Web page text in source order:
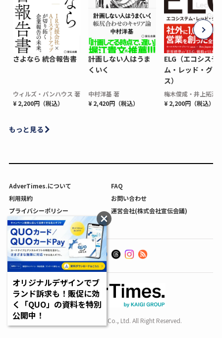
さよなら 統合報告書
ウィルズ・パンハウス 著
¥ 2,200円（税込）
計画しない人はうま
くいく
中村洋基 著
¥ 2,420円（税込）
ELG（エコシステ
ム・レッド・グロ
ス）
梅木俊成・井上拓海
¥ 2,200円（税込）
もっと見る
AdverTimes.について
FAQ
利用規約
お問い合わせ
プライバシーポリシー
運営会社(株式会社宣伝会議)
利用者情報の外部送信について
Copyright SENDENKAIGI Co., Ltd. All Right Reserved.
オリジナルデザインでブ
ランド訴求も！販促に効
く「QUO」の資料を特別
公開中！